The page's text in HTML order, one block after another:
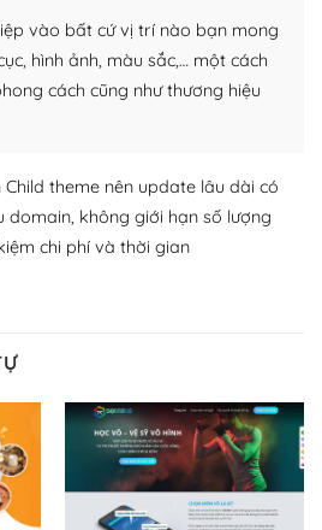
rất phong phú. Bạn có thể thỏa
themes phù hợp cho mục đích
và themes
thì WordPress đều có thể dễ
tự do khi quyết định nơi lưu trữ
bạn.
cho website WordPress
tảng xây dựng trang web và
vào bất cứ vị trí nào bạn mong
hình ảnh, màu sắc,… một cách
cách cũng như thương hiệu
theme nên update lâu dài có
domain, không giới hạn số lượng
chi phí và thời gian